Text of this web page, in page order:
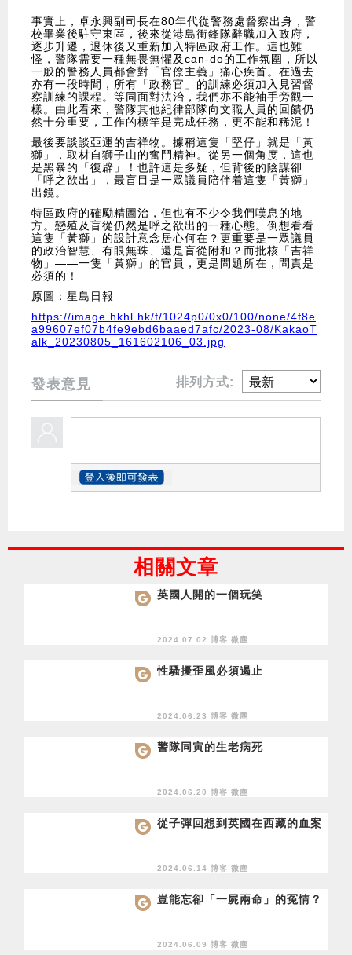
事實上，卓永興副司長在80年代從警務處督察出身，警
校畢業後駐守東區，後來從港島衝鋒隊辭職加入政府，
逐步升遷，退休後又重新加入特區政府工作。這也難
怪，警隊需要一種無畏無懼及can-do的工作氛圍，所以
一般的警務人員都會對「官僚主義」痛心疾首。在過去
亦有一段時間，所有「政務官」的訓練必須加入見習督
察訓練的課程。等同面對法治，我們亦不能袖手旁觀一
樣。由此看來，警隊其他紀律部隊向文職人員的回饋仍
然十分重要，工作的標竿是完成任務，更不能和稀泥！
最後要談談亞運的吉祥物。據稱這隻「堅仔」就是「黃
獅」，取材自獅子山的奮鬥精神。從另一個角度，這也
是黑暴的「復辟」！也許這是多疑，但背後的陰謀卻
「呼之欲出」，最盲目是一眾議員陪伴着這隻「黃獅」
出鏡。
特區政府的確勵精圖治，但也有不少令我們嘆息的地
方。戀殖及盲從仍然是呼之欲出的一種心態。倒想看看
這隻「黃獅」的設計意念居心何在？更重要是一眾議員
的政治智慧、有眼無珠、還是盲從附和？而批核「吉祥
物」——一隻「黃獅」的官員，更是問題所在，問責是
必須的！
原圖：星島日報
https://image.hkhl.hk/f/1024p0/0x0/100/none/4f8e
a99607ef07b4fe9ebd6baaed7afc/2023-08/KakaoT
alk_20230805_161602106_03.jpg
發表意見 排列方式:
相關文章
英國人開的一個玩笑
2024.07.02 博客 微塵
性騷擾歪風必須遏止
2024.06.23 博客 微塵
警隊同寅的生老病死
2024.06.20 博客 微塵
從子彈回想到英國在西藏的血案
2024.06.14 博客 微塵
豈能忘卻「一屍兩命」的冤情？
2024.06.09 博客 微塵